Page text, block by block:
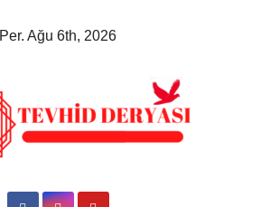
Per. Ağu 6th, 2026